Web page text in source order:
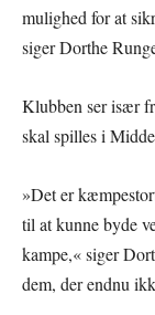
mulighed for at
siger Dorthe
Klubben ser især
skal spilles i
»Det er
til at kunne byde
kampe,« siger
dem, der endnu